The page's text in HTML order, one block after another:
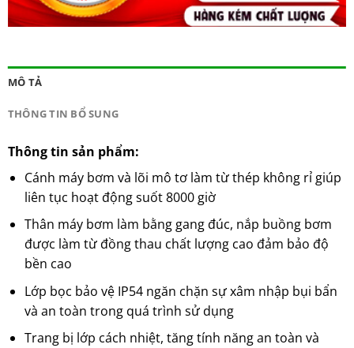
MÔ TẢ
THÔNG TIN BỔ SUNG
Thông tin sản phẩm:
Cánh máy bơm và lõi mô tơ làm từ thép không rỉ giúp
liên tục hoạt động suốt 8000 giờ
Thân máy bơm làm bằng gang đúc, nắp buồng bơm
được làm từ đồng thau chất lượng cao đảm bảo độ
bền cao
Lớp bọc bảo vệ IP54 ngăn chặn sự xâm nhập bụi bẩn
và an toàn trong quá trình sử dụng
Trang bị lớp cách nhiệt, tăng tính năng an toàn và